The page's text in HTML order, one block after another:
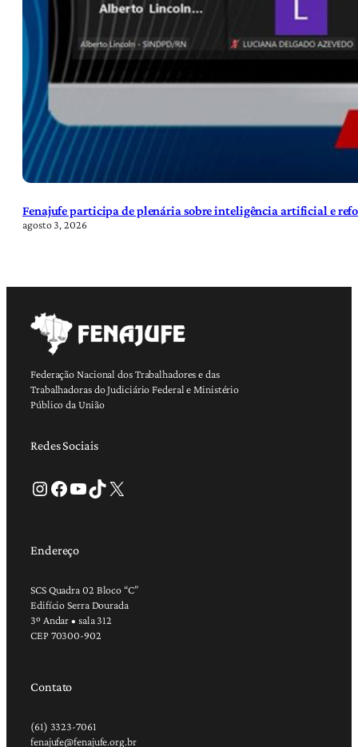
Fenajufe participa de plenária sobre inteligência artificial e
agosto 3, 2026
Federação Nacional dos Trabalhadores e das
Trabalhadoras do Judiciário Federal e Ministério
Público da União
Redes Sociais
Instagram Facebook Youtube TikTok X
Endereço
SCS Quadra 02 Bloco “C”
Edifício Serra Dourada
3º Andar • sala 312
CEP 70300-902
Contato
(61) 3323-7061
fenajufe@fenajufe.org.br